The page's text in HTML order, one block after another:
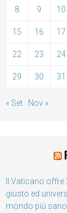
8 9 10
15 16 17
22 23 24
29 30 31
« Set Nov »
Il Vaticano
giusto ed
mondo più